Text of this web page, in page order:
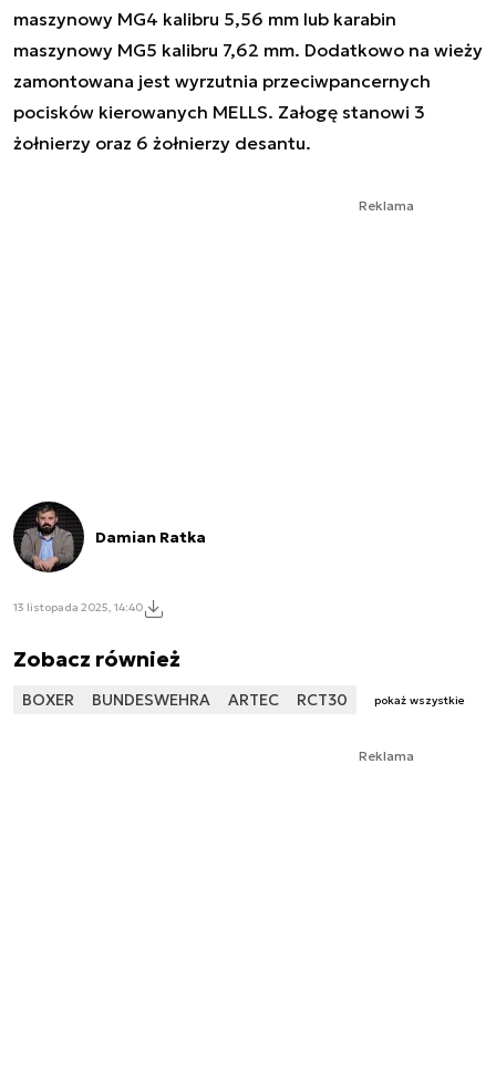
maszynowy MG4 kalibru 5,56 mm lub karabin
maszynowy MG5 kalibru 7,62 mm. Dodatkowo na wieży
zamontowana jest wyrzutnia przeciwpancernych
pocisków kierowanych MELLS. Załogę stanowi 3
żołnierzy oraz 6 żołnierzy desantu.
Reklama
Damian Ratka
13 listopada 2025, 14:40
Zobacz również
BOXER BUNDESWEHRA ARTEC RCT30 pokaż wszystkie
Reklama